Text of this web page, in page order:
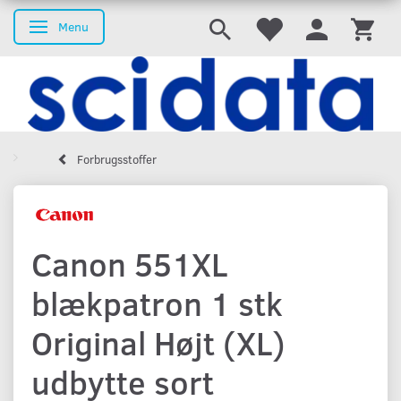
Skifte navigation
Menu
Forbrugsstoffer
Canon 551XL
blækpatron 1 stk
Original Højt (XL)
udbytte sort